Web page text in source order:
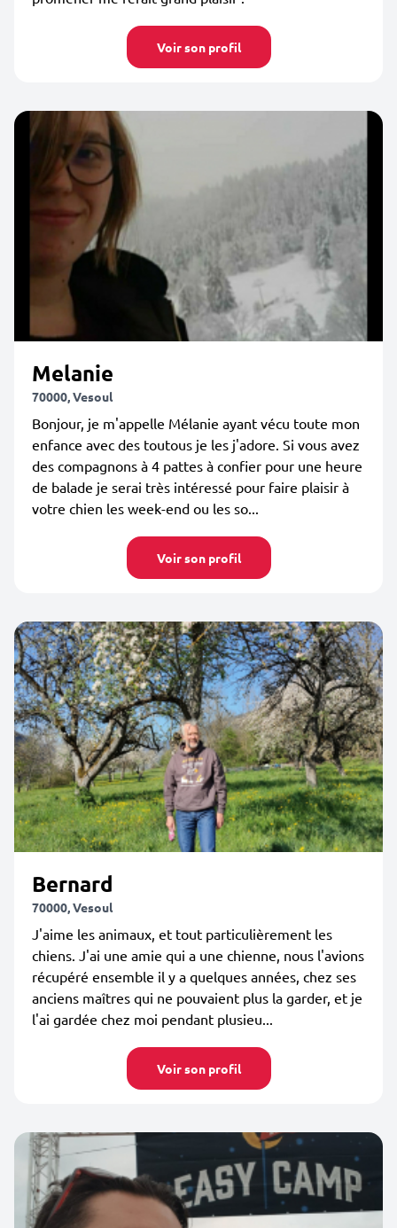
Voir son profil
Melanie
70000, Vesoul
Bonjour, je m'appelle Mélanie ayant vécu toute mon
enfance avec des toutous je les j'adore. Si vous avez
des compagnons à 4 pattes à confier pour une heure
de balade je serai très intéressé pour faire plaisir à
votre chien les week-end ou les so...
Voir son profil
Bernard
70000, Vesoul
J'aime les animaux, et tout particulièrement les
chiens. J'ai une amie qui a une chienne, nous l'avions
récupéré ensemble il y a quelques années, chez ses
anciens maîtres qui ne pouvaient plus la garder, et je
l'ai gardée chez moi pendant plusieu...
Voir son profil